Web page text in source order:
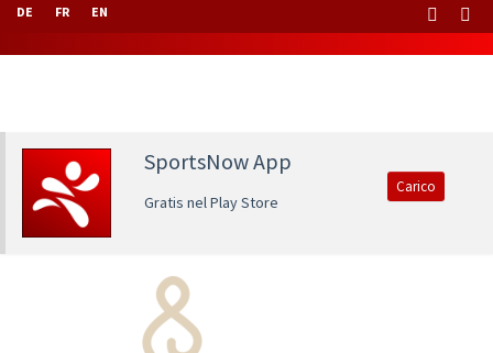
DE FR EN
SportsNow App
Gratis nel Play Store
Carico